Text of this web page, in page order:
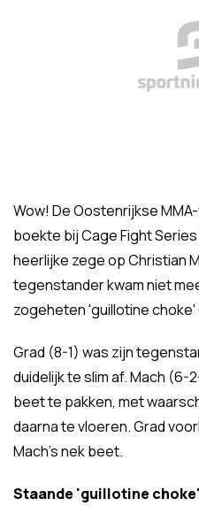
Wow! De Oostenrijkse
boekte bij Cage Fight Series
heerlijke zege op Christian
tegenstander kwam niet
zogeheten 'guillotine choke'
Grad (8-1) was zijn
duidelijk te slim af. Mach
beet te pakken, met
daarna te vloeren. Grad
Mach's nek beet.
Staande 'guillotine